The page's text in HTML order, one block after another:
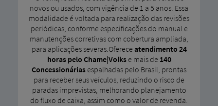
novos ou usados, com vigência de 1 a 5 anos. Essa
modalidade é voltada para realização das revisões
periódicas, conforme especificações do manual e
manutenções corretivas com cobertura ampliada,
para aplicações severas.Oferece atendimento 24
horas pelo Chame|Volks e mais de 140
Concessionárias espalhadas pelo Brasil, prontas
para receber seus veículos, reduzindo o risco de
paradas imprevistas, melhorando planejamento
do fluxo de caixa, assim como o valor de revenda.